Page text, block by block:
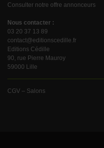
Consulter notre offre annonceurs
Nous contacter :
03 20 37 13 89
contact@editionscedille.fr
Editions Cédille
90, rue Pierre Mauroy
59000 Lille
CGV – Salons